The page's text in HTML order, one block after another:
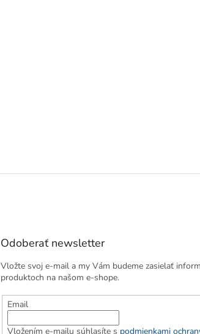
Odoberať newsletter
Vložte svoj e-mail a my Vám budeme zasielať
produktoch na našom e-shope.
Email
Vložením e-mailu súhlasíte s podmienkami